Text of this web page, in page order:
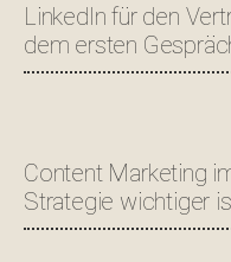
LinkedIn für den
dem ersten
Content Marketing
Strategie wichtiger